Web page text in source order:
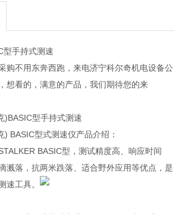
型手持式测速
购不用东奔西跑，来电济宁科尔奇机电设备公
想看的，满意的产品，我们期待您的来
德克)BASIC型手持式测速
) BASIC型式测速仪产品介绍：
BASIC型，测试精度高、响应时间
溅落，抗两米跌落、适合野外应用等优点，是
速工具。